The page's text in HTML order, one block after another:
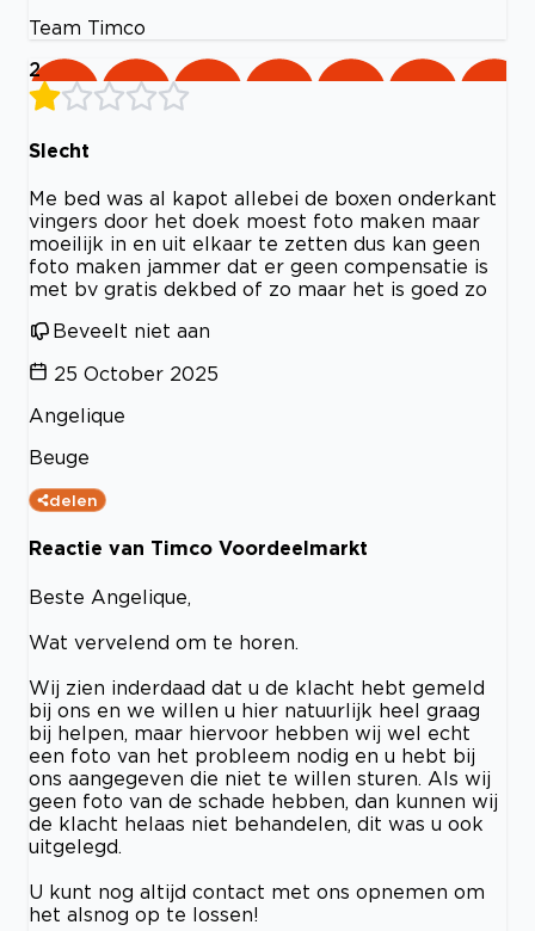
Team Timco
2
Slecht
Me bed was al kapot allebei de boxen onderkant
vingers door het doek moest foto maken maar
moeilijk in en uit elkaar te zetten dus kan geen
foto maken jammer dat er geen compensatie is
met bv gratis dekbed of zo maar het is goed zo
Beveelt niet aan
25 October 2025
Angelique
Beuge
delen
Reactie van Timco Voordeelmarkt
Beste Angelique,
Wat vervelend om te horen.
Wij zien inderdaad dat u de klacht hebt gemeld
bij ons en we willen u hier natuurlijk heel graag
bij helpen, maar hiervoor hebben wij wel echt
een foto van het probleem nodig en u hebt bij
ons aangegeven die niet te willen sturen. Als wij
geen foto van de schade hebben, dan kunnen wij
de klacht helaas niet behandelen, dit was u ook
uitgelegd.
U kunt nog altijd contact met ons opnemen om
het alsnog op te lossen!